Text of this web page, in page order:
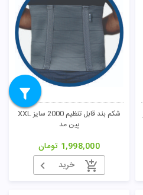
شکم بند قابل تنظیم 2000 سایز XXL
پین مد
1,998,000 تومان
خرید